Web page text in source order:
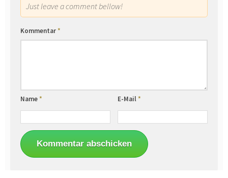
Just leave a comment bellow!
Kommentar*
Name* E-Mail*